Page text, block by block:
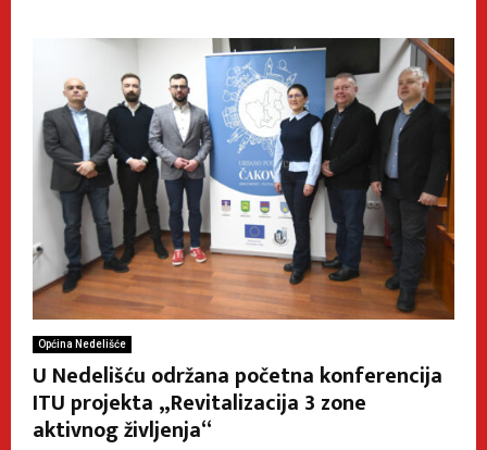
Općina Nedelišće
U Nedelišću održana početna konferencija
ITU projekta „Revitalizacija 3 zone
aktivnog življenja“